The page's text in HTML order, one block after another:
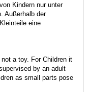
Kindern nur unter
Außerhalb der
eine
a toy. For Children it
by an adult
as small parts pose